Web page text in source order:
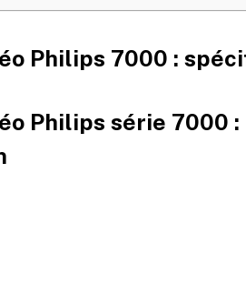
Philips 7000 :
Philips série 7000